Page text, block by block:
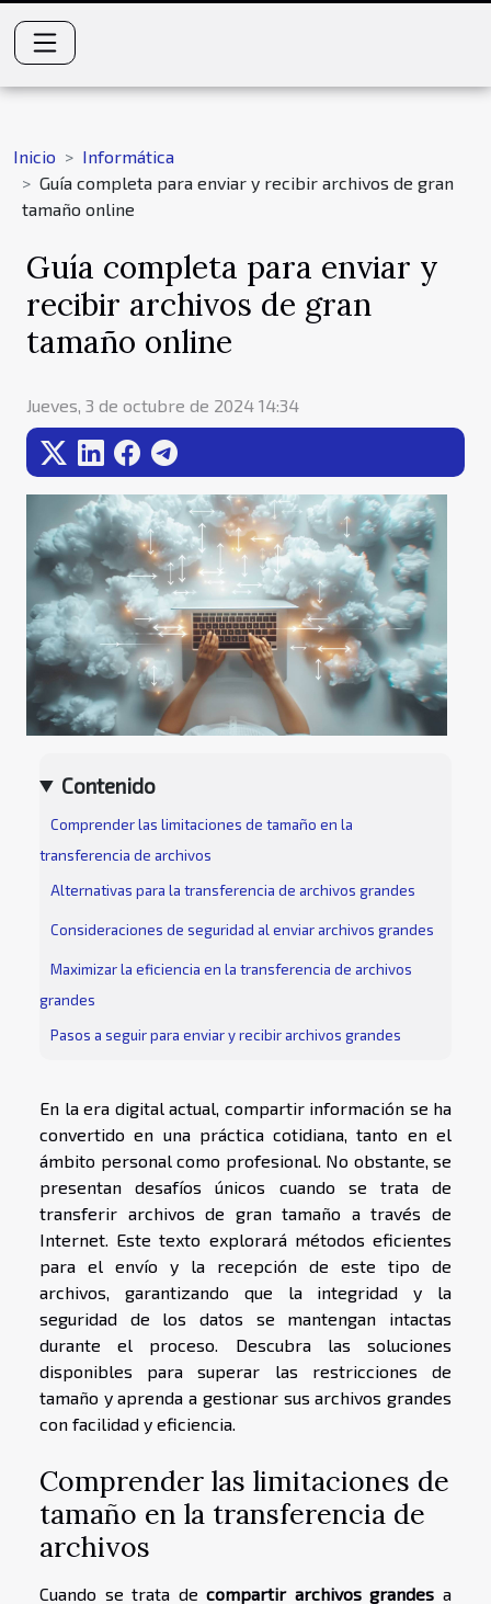
Inicio
Informática
Guía completa para enviar y recibir archivos de gran
tamaño online
Guía completa para enviar y
recibir archivos de gran
tamaño online
Jueves, 3 de octubre de 2024 14:34
Contenido
Comprender las limitaciones de tamaño en la
transferencia de archivos
Alternativas para la transferencia de archivos grandes
Consideraciones de seguridad al enviar archivos grandes
Maximizar la eficiencia en la transferencia de archivos
grandes
Pasos a seguir para enviar y recibir archivos grandes
En la era digital actual, compartir información se ha
convertido en una práctica cotidiana, tanto en el
ámbito personal como profesional. No obstante, se
presentan desafíos únicos cuando se trata de
transferir archivos de gran tamaño a través de
Internet. Este texto explorará métodos eficientes
para el envío y la recepción de este tipo de
archivos, garantizando que la integridad y la
seguridad de los datos se mantengan intactas
durante el proceso. Descubra las soluciones
disponibles para superar las restricciones de
tamaño y aprenda a gestionar sus archivos grandes
con facilidad y eficiencia.
Comprender las limitaciones de
tamaño en la transferencia de
archivos
Cuando se trata decompartir archivos grandes a